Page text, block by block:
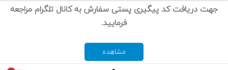
جهت دریافت کد پیگیری پستی سفارش به کانال تلگرام مراجعه
فرمایید.
مشاهده